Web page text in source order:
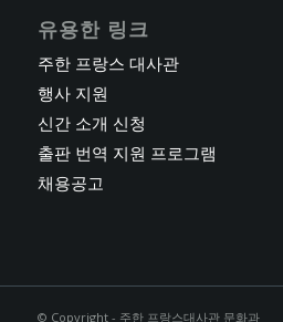
유용한 링크
주한 프랑스 대사관
행사 지원
신간 소개 신청
출판 번역 지원 프로그램
채용공고
© Copyright - 주한 프랑스대사관 문화과